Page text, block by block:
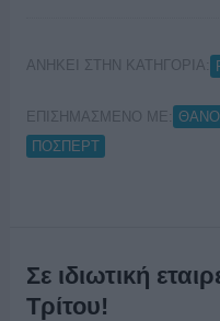
ΑΝΗΚΕΙ ΣΤΗΝ ΚΑΤΗΓΟΡΙΑ:
ΕΠΙΣΗΜΑΣΜΕΝΟ ΜΕ:
ΠΟΣΠΕΡΤ
Σε ιδιωτική
Τρίτου!